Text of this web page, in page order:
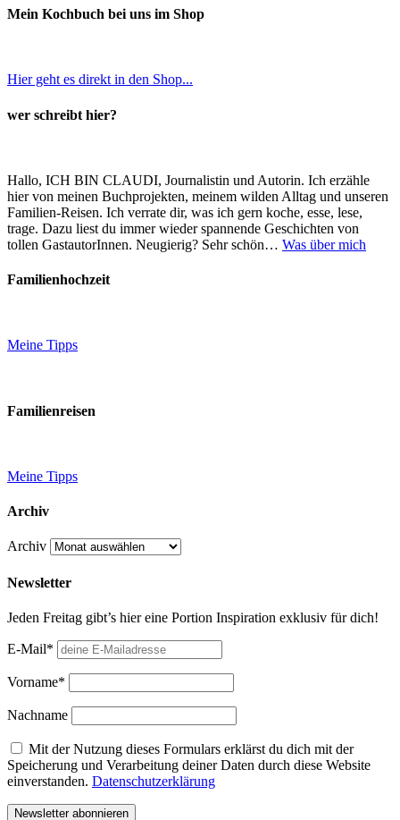
Mein Kochbuch bei uns im Shop
Hier geht es direkt in den Shop...
wer schreibt hier?
Hallo, ICH BIN CLAUDI, Journalistin und Autorin. Ich erzähle
hier von meinen Buchprojekten, meinem wilden Alltag und unseren
Familien-Reisen. Ich verrate dir, was ich gern koche, esse, lese,
trage. Dazu liest du immer wieder spannende Geschichten von
tollen GastautorInnen. Neugierig? Sehr schön… Was über mich
Familienhochzeit
Meine Tipps
Familienreisen
Meine Tipps
Archiv
Archiv
Newsletter
Jeden Freitag gibt’s hier eine Portion Inspiration exklusiv für dich!
E-Mail*
Vorname*
Nachname
Mit der Nutzung dieses Formulars erklärst du dich mit der
Speicherung und Verarbeitung deiner Daten durch diese Website
einverstanden. Datenschutzerklärung